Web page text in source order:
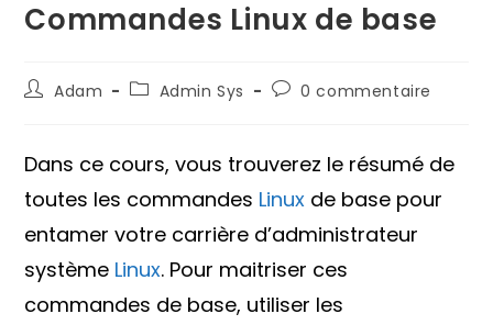
Commandes Linux de base
Auteur/autrice
Adam
PostAdmin Sys
Commentaires
publication :
0 commentaire
Dans ce cours, vous trouverez le résumé de
toutes les commandes Linux de base pour
entamer votre carrière d’administrateur
système Linux. Pour maitriser ces
commandes de base, utiliser les